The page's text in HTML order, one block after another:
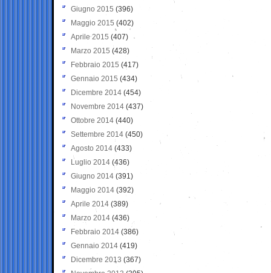
Giugno 2015 (396)
Maggio 2015 (402)
Aprile 2015 (407)
Marzo 2015 (428)
Febbraio 2015 (417)
Gennaio 2015 (434)
Dicembre 2014 (454)
Novembre 2014 (437)
Ottobre 2014 (440)
Settembre 2014 (450)
Agosto 2014 (433)
Luglio 2014 (436)
Giugno 2014 (391)
Maggio 2014 (392)
Aprile 2014 (389)
Marzo 2014 (436)
Febbraio 2014 (386)
Gennaio 2014 (419)
Dicembre 2013 (367)